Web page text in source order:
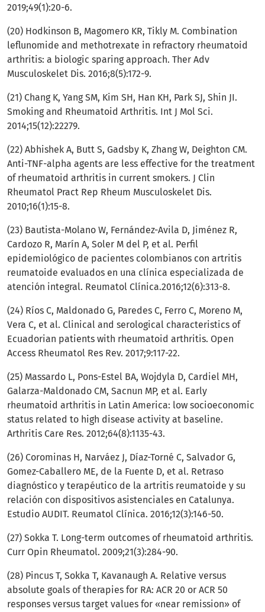
2019;49(1):20-6.
(20) Hodkinson B, Magomero KR, Tikly M. Combination
leflunomide and methotrexate in refractory rheumatoid
arthritis: a biologic sparing approach. Ther Adv
Musculoskelet Dis. 2016;8(5):172-9.
(21) Chang K, Yang SM, Kim SH, Han KH, Park SJ, Shin JI.
Smoking and Rheumatoid Arthritis. Int J Mol Sci.
2014;15(12):22279.
(22) Abhishek A, Butt S, Gadsby K, Zhang W, Deighton CM.
Anti-TNF-alpha agents are less effective for the treatment
of rheumatoid arthritis in current smokers. J Clin
Rheumatol Pract Rep Rheum Musculoskelet Dis.
2010;16(1):15-8.
(23) Bautista-Molano W, Fernández-Avila D, Jiménez R,
Cardozo R, Marín A, Soler M del P, et al. Perfil
epidemiológico de pacientes colombianos con artritis
reumatoide evaluados en una clínica especializada de
atención integral. Reumatol Clínica.2016;12(6):313-8.
(24) Ríos C, Maldonado G, Paredes C, Ferro C, Moreno M,
Vera C, et al. Clinical and serological characteristics of
Ecuadorian patients with rheumatoid arthritis. Open
Access Rheumatol Res Rev. 2017;9:117-22.
(25) Massardo L, Pons-Estel BA, Wojdyla D, Cardiel MH,
Galarza-Maldonado CM, Sacnun MP, et al. Early
rheumatoid arthritis in Latin America: low socioeconomic
status related to high disease activity at baseline.
Arthritis Care Res. 2012;64(8):1135-43.
(26) Corominas H, Narváez J, Díaz-Torné C, Salvador G,
Gomez-Caballero ME, de la Fuente D, et al. Retraso
diagnóstico y terapéutico de la artritis reumatoide y su
relación con dispositivos asistenciales en Catalunya.
Estudio AUDIT. Reumatol Clínica. 2016;12(3):146-50.
(27) Sokka T. Long-term outcomes of rheumatoid arthritis.
Curr Opin Rheumatol. 2009;21(3):284-90.
(28) Pincus T, Sokka T, Kavanaugh A. Relative versus
absolute goals of therapies for RA: ACR 20 or ACR 50
responses versus target values for «near remission» of